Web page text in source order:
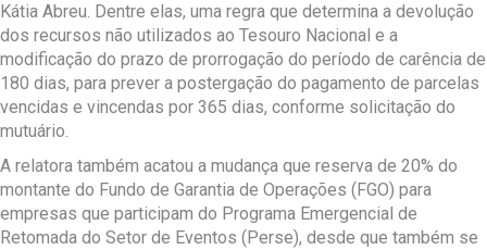
Kátia Abreu. Dentre elas, uma regra que determina a devolução
dos recursos não utilizados ao Tesouro Nacional e a
modificação do prazo de prorrogação do período de carência de
180 dias, para prever a postergação do pagamento de parcelas
vencidas e vincendas por 365 dias, conforme solicitação do
mutuário.
A relatora também acatou a mudança que reserva de 20% do
montante do Fundo de Garantia de Operações (FGO) para
empresas que participam do Programa Emergencial de
Retomada do Setor de Eventos (Perse), desde que também se